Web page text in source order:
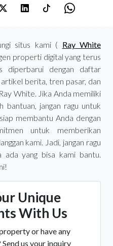
situs kami ( Ray White
properti digital yang terus
diperbarui dengan daftar
berita, tren pasar, dan
White. Jika Anda memiliki
bantuan, jangan ragu untuk
membantu Anda dengan
untuk memberikan
kami. Jadi, jangan ragu
ada yang bisa kami bantu.
Unique
With Us
or have any
us your inquiry